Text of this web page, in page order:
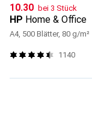
CHF
10.30 bei 3 Stück
HP Home & Office
A4, 500 Blätter, 80 g/m²
1140